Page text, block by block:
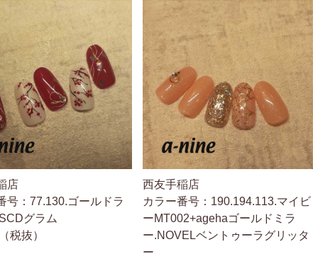
店
号：77.130.ゴールドラ
グラム
税抜）
西友手稲店
カラー番号：190.194.113.マイビ
ーMT002+agehaゴールドミラ
ー.NOVELベントゥーラグリッタ